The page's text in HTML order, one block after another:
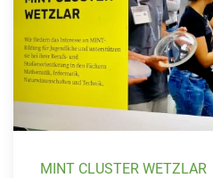
MINT CLUSTER WETZLAR